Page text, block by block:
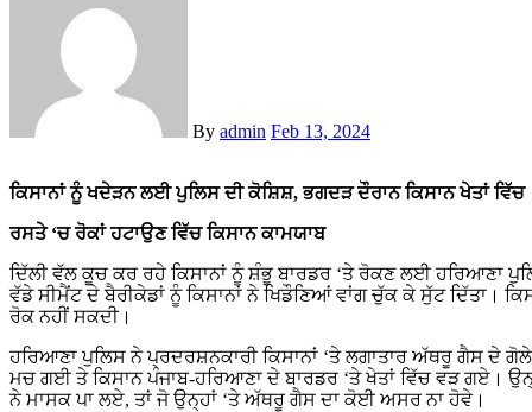
By admin Feb 13, 2024
ਕਿਸਾਨਾਂ ਨੂੰ ਖਦੇੜਨ ਲਈ ਪੁਲਿਸ ਦੀ ਕੋਸ਼ਿਸ਼, ਭਗਦੜ ਦੌਰਾਨ ਕਿਸਾਨ ਖੇਤਾਂ ਵਿੱਚ
ਰਸਤੇ ‘ਚ ਰੋਕਾਂ ਹਟਾਉਣ ਵਿੱਚ ਕਿਸਾਨ ਕਾਮਯਾਬ
ਦਿੱਲੀ ਵੱਲ ਕੂਚ ਕਰ ਰਹੇ ਕਿਸਾਨਾਂ ਨੂੰ ਸ਼ੰਭੂ ਬਾਰਡਰ ‘ਤੇ ਰੋਕਣ ਲਈ ਹਰਿਆਣਾ
ਵੱਡੇ ਸੀਮੈਂਟ ਦੇ ਬੈਰੀਕੇਡਾਂ ਨੂੰ ਕਿਸਾਨਾਂ ਨੇ ਖਿਡੌਣਿਆਂ ਵਾਂਗ ਚੁੱਕ ਕੇ ਸੁੱਟ ਦਿੱਤਾ।
ਰੋਕ ਨਹੀਂ ਸਕਦੀ।
ਹਰਿਆਣਾ ਪੁਲਿਸ ਨੇ ਪ੍ਰਦਰਸ਼ਨਕਾਰੀ ਕਿਸਾਨਾਂ ‘ਤੇ ਲਗਾਤਾਰ ਅੱਥਰੂ ਗੈਸ ਦੇ
ਮਚ ਗਈ ਤੇ ਕਿਸਾਨ ਪੰਜਾਬ-ਹਰਿਆਣਾ ਦੇ ਬਾਰਡਰ ‘ਤੇ ਖੇਤਾਂ ਵਿੱਚ ਵੜ ਗਏ।
ਨੇ ਮਾਸਕ ਪਾ ਲਏ, ਤਾਂ ਜੋ ਉਨ੍ਹਾਂ ‘ਤੇ ਅੱਥਰੂ ਗੈਸ ਦਾ ਕੋਈ ਅਸਰ ਨਾ ਹੋਵੇ।